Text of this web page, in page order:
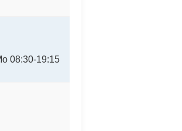
08:30-19:15